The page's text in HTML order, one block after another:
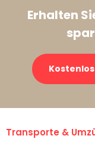
Erhalten
Transporte &